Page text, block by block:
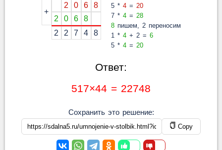
+
2 0 6
8
2
0 6
8
2
2 7 4 8
5 * 4= 20
7 * 4= 28
8пишем, 2 переносим
1 * 4+ 2 = 6
5 * 4= 20
Ответ:
517×44 = 22748
Сохранить это решение:
Copy